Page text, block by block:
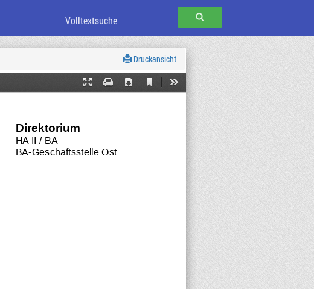
SUCHEN
Druckansicht
Presentation
Print Download
Current
Tools
Direktorium
HA II / BA
BA-Geschäftsstelle Ost